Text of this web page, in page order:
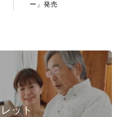
ー」発売
ット